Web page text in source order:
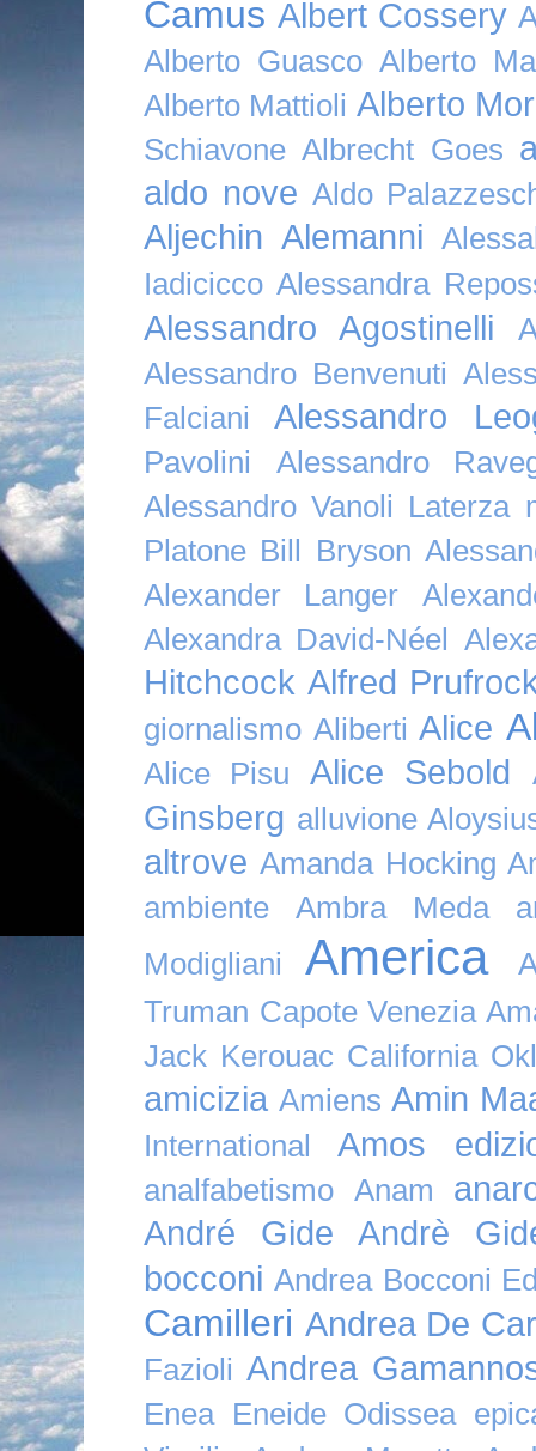
Camus Albert Cossery
Alberto Guasco Alberto
Alberto Mattioli Alberto
Schiavone Albrecht Goes
aldo nove Aldo
Aljechin Alemanni
Iadicicco Alessandra
Alessandro Agostinelli
Alessandro Benvenuti
Falciani
Alessandro
Pavolini
Alessandro
Alessandro Vanoli Laterza
Platone Bill Bryson
Alexander Langer
Alexandra David-Néel
Hitchcock Alfred
giornalismo Aliberti Alice
Alice Pisu Alice Sebold
Ginsberg alluvione
altrove Amanda Hocking
ambiente
Ambra Meda
Modigliani
America
Truman Capote Venezia
Jack Kerouac California
amicizia Amiens Amin
International Amos
analfabetismo Anam
André Gide
Andrè
bocconi Andrea Bocconi
Camilleri Andrea De
Fazioli Andrea
Enea Eneide Odissea